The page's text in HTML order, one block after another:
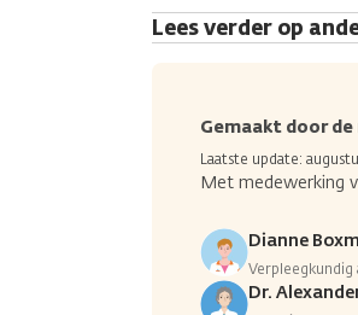
Lees verder op
Gemaakt door
Laatste update:
Met medewerking
Dianne
Verpleegkundig
Dr.